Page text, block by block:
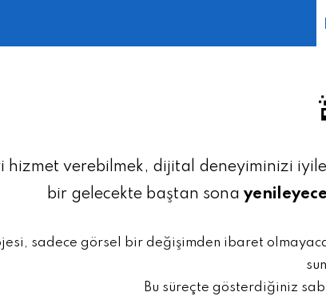
hizmet verebilmek, dijital deneyiminizi
bir gelecekte baştan sona
sadece görsel bir değişimden ibaret
Bu süreçte gösterdiğiniz